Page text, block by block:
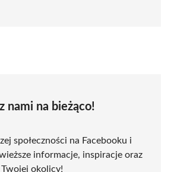
nami na bieżąco!
społeczności na Facebooku i
informacje, inspiracje oraz
okolicy!